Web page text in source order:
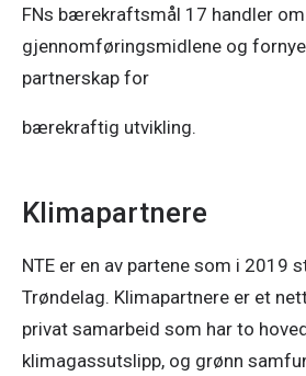
FNs bærekraftsmål 17 handler
gjennomføringsmidlene og
partnerskap for
bærekraftig utvikling.
Klimapartnere
NTE er en av partene som i 2019
Trøndelag. Klimapartnere er et
privat samarbeid som har to
klimagassutslipp, og grønn